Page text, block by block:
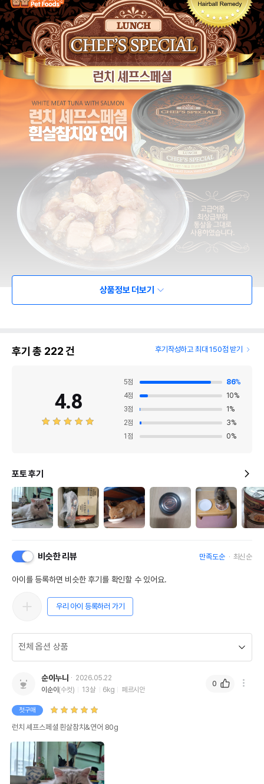
상품정보 더보기
후기 총 222건 후기작성하고 최대 150점 받기
4.8
5점 86%
4점 10%
3점 1%
2점 3%
1 점 0%
포토 후기
비슷한 리뷰 만족도순 최신순
아이를 등록하면 비슷한 후기를 확인할 수 있어요.
우리 아이 등록하러 가기
순이누나
2026.05.22
이순이(수컷) 13살 6kg 페르시안
첫구매
런치 셰프스페셜 흰살참치&연어 80g
0